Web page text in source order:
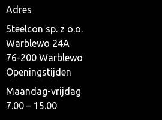
Adres
Steelcon sp. z o.o.
Warblewo 24A
76-200 Warblewo
Openingstijden
Maandag-vrijdag
7.00 – 15.00